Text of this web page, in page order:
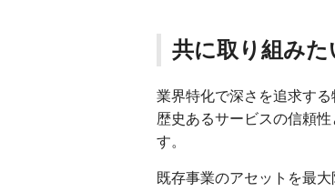
共に取り組みた
業界特化で深さを追求す
歴史あるサービスの信頼
す。
既存事業のアセットを最